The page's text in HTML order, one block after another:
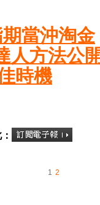
當沖淘金
人方法公
時機
1 2